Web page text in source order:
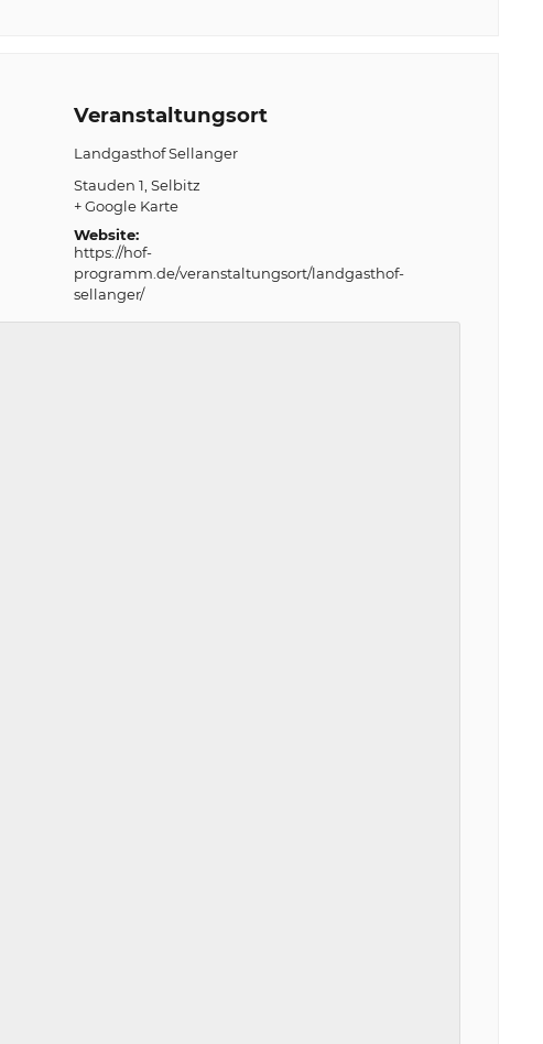
Veranstaltungsort
Landgasthof Sellanger
Stauden 1 Selbitz
+ Google Karte
Website:
https://hof-
programm.de/veranstaltungsort/landgasthof-
sellanger/